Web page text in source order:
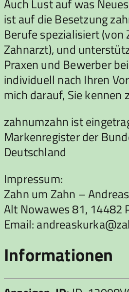
Auch Lust auf was
ist auf die Besetzung
Berufe spezialisiert (von
Zahnarzt), und
Praxen und Bewerber
individuell nach Ihren
mich darauf, Sie kennen
zahnumzahn ist
Markenregister der
Deutschland
Impressum:
Zahn um Zahn –
Alt Nowawes 81, 14482
Email:
Informationen